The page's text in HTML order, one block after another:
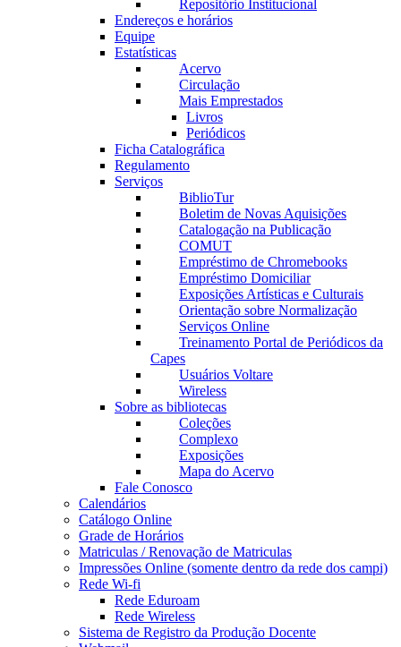
Repositório Institucional
Endereços e horários
Equipe
Estatísticas
Acervo
Circulação
Mais Emprestados
Livros
Periódicos
Ficha Catalográfica
Regulamento
Serviços
BiblioTur
Boletim de Novas Aquisições
Catalogação na Publicação
COMUT
Empréstimo de Chromebooks
Empréstimo Domiciliar
Exposições Artísticas e Culturais
Orientação sobre Normalização
Serviços Online
Treinamento Portal de Periódicos da
Capes
Usuários Voltare
Wireless
Sobre as bibliotecas
Coleções
Complexo
Exposições
Mapa do Acervo
Fale Conosco
Calendários
Catálogo Online
Grade de Horários
Matriculas / Renovação de Matriculas
Impressões Online (somente dentro da rede dos campi)
Rede Wi-fi
Rede Eduroam
Rede Wireless
Sistema de Registro da Produção Docente